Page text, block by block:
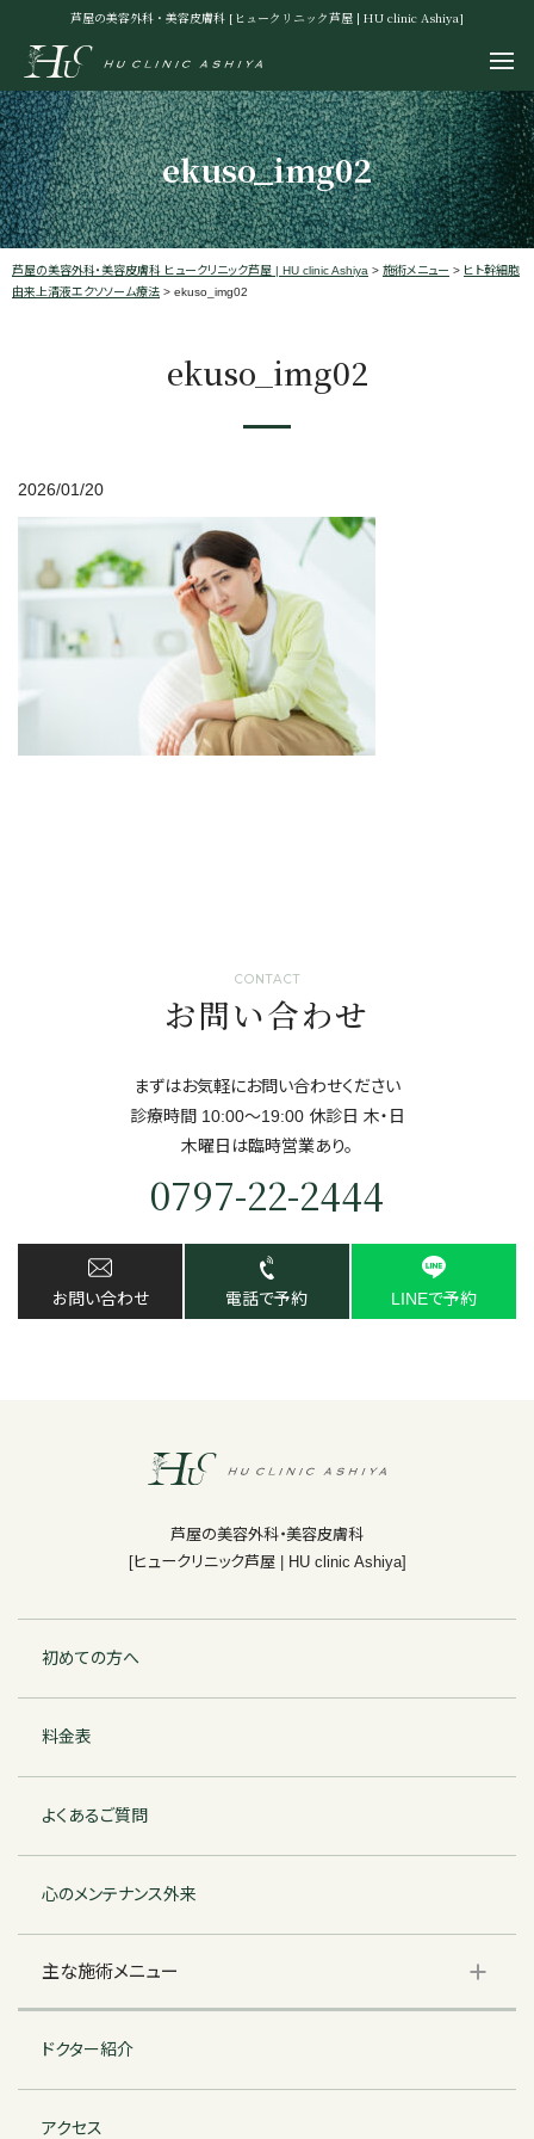
芦屋の美容外科・美容皮膚科 [ヒュークリニック芦屋 | HU clinic Ashiya]
ekuso_img02
芦屋の美容外科・美容皮膚科 ヒュークリニック芦屋 | HU clinic Ashiya > 施術メニュー > ヒト幹細胞
由来上清液エクソソーム療法 > ekuso_img02
ekuso_img02
2026/01/20
CONTACT
お問い合わせ
まずはお気軽にお問い合わせください
診療時間 10:00～19:00 休診日 ⽊・⽇
⽊曜日は臨時営業あり。
0797-22-2444
お問い合わせ 電話で予約 LINEで予約
芦屋の美容外科・美容皮膚科
[ヒュークリニック芦屋 | HU clinic Ashiya]
初めての方へ
料金表
よくあるご質問
心のメンテナンス外来
主な施術メニュー
ドクター紹介
アクセス